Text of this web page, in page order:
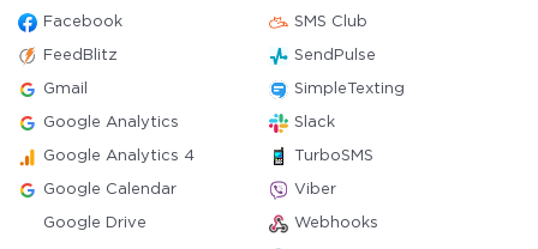
Facebook SMS Club
FeedBlitz SendPulse
Gmail SimpleTexting
Google Analytics Slack
Google Analytics 4 TurboSMS
Google Calendar Viber
Google Drive Webhooks